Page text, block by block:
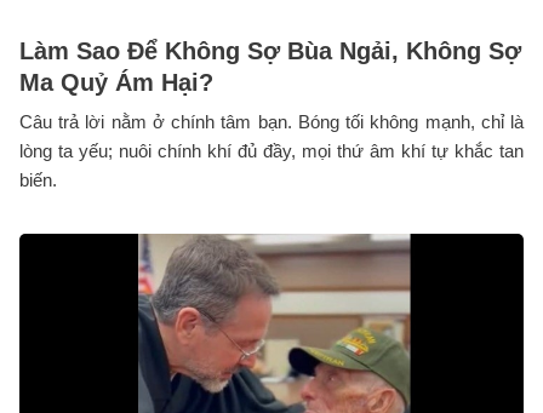
Làm Sao Để Không Sợ Bùa Ngải, Không Sợ
Ma Quỷ Ám Hại?
Câu trả lời nằm ở chính tâm bạn. Bóng tối không mạnh, chỉ là
lòng ta yếu; nuôi chính khí đủ đầy, mọi thứ âm khí tự khắc tan
biến.